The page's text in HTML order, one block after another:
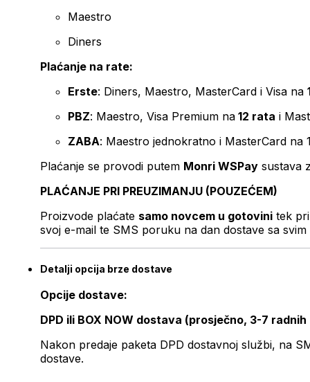
Maestro
Diners
Plaćanje na rate:
Erste: Diners, Maestro, MasterCard i Visa na
PBZ: Maestro, Visa Premium na 12 rata i
ZABA: Maestro jednokratno i MasterCard na
Plaćanje se provodi putem Monri WSPay sustava
PLAĆANJE PRI PREUZIMANJU (POUZEĆEM)
Proizvode plaćate samo novcem u gotovini tek
svoj e-mail te SMS poruku na dan dostave sa svim
Detalji opcija brze dostave
Opcije dostave:
DPD ili BOX NOW dostava (prosječno, 3-7 radnih
Nakon predaje paketa DPD dostavnoj službi, na
dostave.